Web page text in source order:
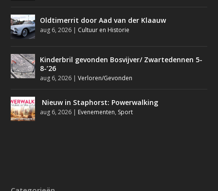
Oldtimerrit door Aad van der Klaauw
aug 6, 2026 | Cultuur en Historie
Kinderbril gevonden Bosvijver/ Zwartedennen 5-
8-’26
aug 6, 2026 |Verloren/Gevonden
Nieuw in Staphorst: Powerwalking
aug 6, 2026 | Evenementen, Sport